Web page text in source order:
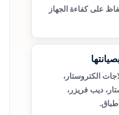
على كفاءة الجهاز
الكتروستار،
ديب فريزر،